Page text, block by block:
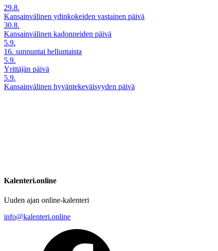
29.8.
Kansainvälinen ydinkokeiden vastainen päivä
30.8.
Kansainvälinen kadonneiden päivä
5.9.
16. sunnuntai helluntaista
5.9.
Yrittäjän päivä
5.9.
Kansainvälinen hyväntekeväisyyden päivä
Kalenteri.online
Uuden ajan online-kalenteri
info@kalenteri.online